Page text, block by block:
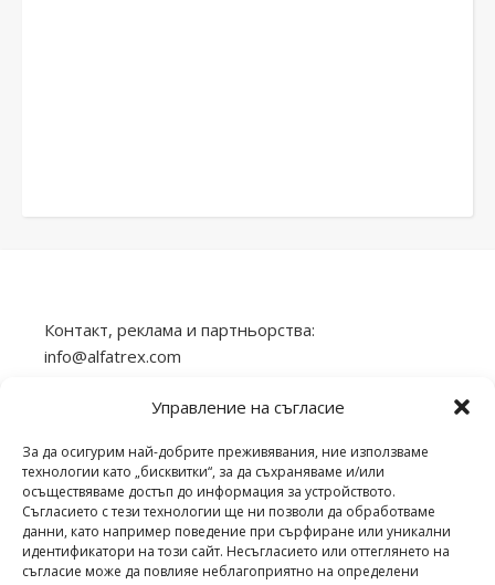
Управление на съгласие
За да осигурим най-добрите преживявания, ние използваме
технологии като „бисквитки“, за да съхраняваме и/или
осъществяваме достъп до информация за устройството.
Съгласието с тези технологии ще ни позволи да обработваме
данни, като например поведение при сърфиране или уникални
идентификатори на този сайт. Несъгласието или оттеглянето на
съгласие може да повлияе неблагоприятно на определени
Контакт, реклама и партньорства:
info@alfatrex.com
Използването или публикуването на част или
цялото съдържание от сайта veilend.com без
разрешение е забранено.
veilend.com © Всички права запазени. | 2026 ©